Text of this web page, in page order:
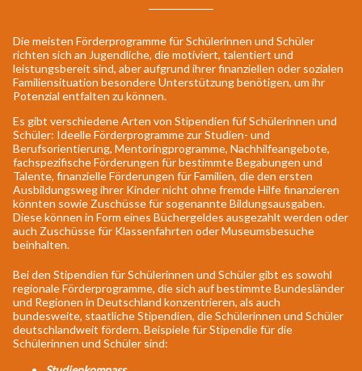
Die meisten Förderprogramme für Schülerinnen und Schüler
richten sich an Jugendliche, die motiviert, talentiert und
leistungsbereit sind, aber aufgrund ihrer finanziellen oder sozialen
Familiensituation besondere Unterstützung benötigen, um ihr
Potenzial entfalten zu können.
Es gibt verschiedene Arten von Stipendien füf Schülerinnen und
Schüler: Ideelle Förderprogramme zur Studien- und
Berufsorientierung, Mentoringprogramme, Nachhilfeangebote,
fachspezifische Förderungen für bestimmte Begabungen und
Talente, finanzielle Förderungen für Familien, die den ersten
Ausbildungsweg ihrer Kinder nicht ohne fremde Hilfe finanzieren
könnten sowie Zuschüsse für sogenannte Bildungsausgaben.
Diese können in Form eines Büchergeldes ausgezahlt werden oder
auch Zuschüsse für Klassenfahrten oder Museumsbesuche
beinhalten.
Bei den Stipendien für Schülerinnen und Schüler gibt es sowohl
regionale Förderprogramme, die sich auf bestimmte Bundesländer
und Regionen in Deutschland konzentrieren, als auch
bundesweite, staatliche Stipendien, die Schülerinnen und Schüler
deutschlandweit fördern. Beispiele für Stipendie für die
Schülerinnen und Schüler sind: